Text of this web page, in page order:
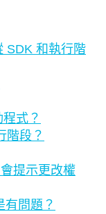
SDK 和執行階
式？
階段？
提示更改權
有問題？